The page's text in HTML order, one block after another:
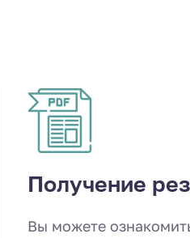
Получение
Вы можете